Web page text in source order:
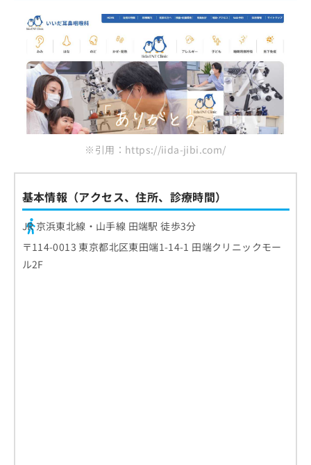
※引用：https://iida-jibi.com/
基本情報（アクセス、住所、診療時間）
JR 京浜東北線・山手線 田端駅 徒歩3分
〒114-0013 東京都北区東田端1-14-1 田端クリニックモー
ル2F